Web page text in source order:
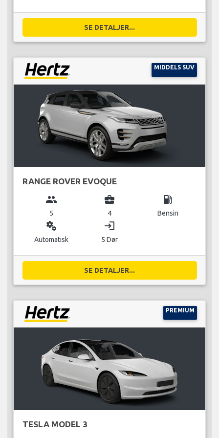
SE DETALJER...
MIDDELS SUV
RANGE ROVER EVOQUE
group
5
business_center
4
local_gas_station
Bensin
miscellaneous_services
Automatisk
login
5 Dør
SE DETALJER...
PREMIUM
TESLA MODEL 3